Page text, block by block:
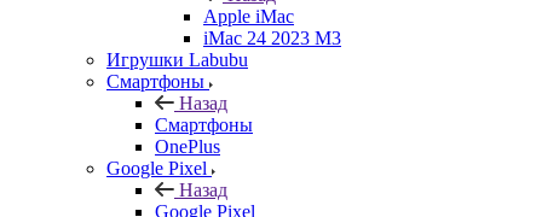
Apple iMac
iMac 24 2023 M3
Игрушки Labubu
Смартфоны
Назад
Смартфоны
OnePlus
Google Pixel
Назад
Google Pixel